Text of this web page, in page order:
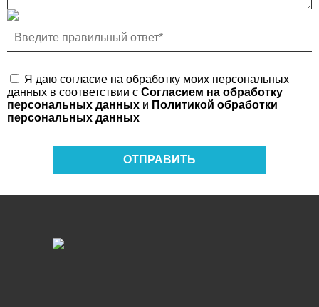
Я даю согласие на обработку моих персональных
данных в соответствии с Согласием на обработку
персональных данных и Политикой обработки
персональных данных
ОТПРАВИТЬ